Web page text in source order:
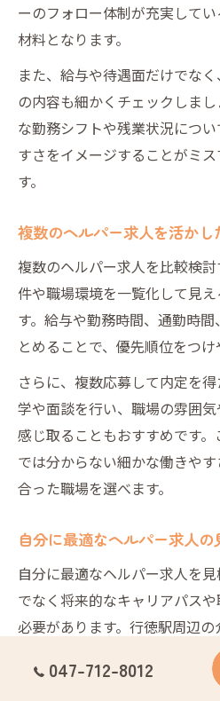
ーのフォロー体制が充実して
材料となります。
また、給与や待遇面だけでな
の内容も細かくチェックしま
な勤務シフトや残業状況につ
すさをイメージすることがミ
す。
複数のヘルパー求人を活かし
複数のヘルパー求人を比較検
件や職場環境を一覧化して見
す。給与や勤務時間、通勤時
とめることで、優先順位をつけ
さらに、複数応募して内定を
学や面談を行い、職場の雰囲
感じ取ることもおすすめです
では分からない細かな働きや
合った職場を選べます。
自分に最適なヘルパー求人の
自分に最適なヘルパー求人を
でなく将来的なキャリアパス
必要があります。行徳駅周辺
やデイサービス、特別養護老
態があり、それぞれ求められ
047-712-8012